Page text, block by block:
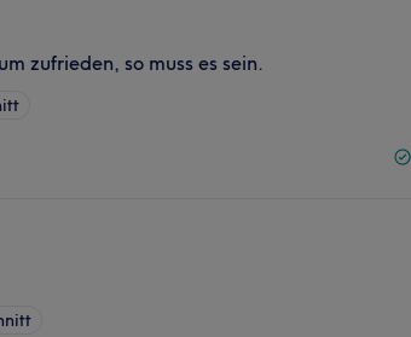
zufrieden, so muss es sein.